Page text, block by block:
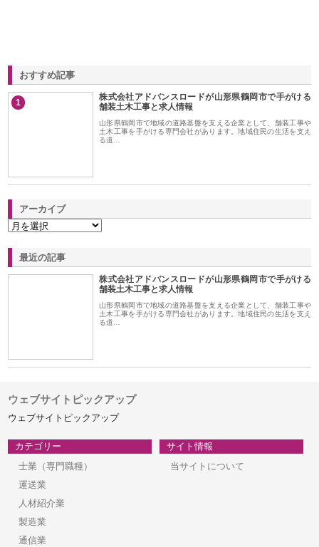
おすすめ記事
1
株式会社アドバンスロードが山形県鶴岡市で手がける
舗装土木工事と求人情報
山形県鶴岡市で地域の道路基盤を支える企業として、舗装工事や
土木工事を手がける専門会社があります。地域住民の生活を支え
る道…
アーカイブ
最近の記事
株式会社アドバンスロードが山形県鶴岡市で手がける
舗装土木工事と求人情報
山形県鶴岡市で地域の道路基盤を支える企業として、舗装工事や
土木工事を手がける専門会社があります。地域住民の生活を支え
る道…
ウェブサイトピックアップ
ウェブサイトピックアップ
カテゴリー
士業（専門職種）
運送業
人材紹介業
製造業
通信業
サイト情報
当サイトについて